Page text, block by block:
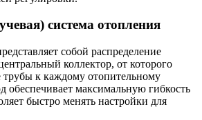
система отопления
собой распределение
коллектор, от которого
трубы к каждому отопительному
обеспечивает максимальную гибкость
быстро менять настройки для